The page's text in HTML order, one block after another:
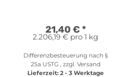
21,40 € *
2.206,19 € pro 1 kg
Differenzbesteuerung nach §
25a USTG , zzgl. Versand
Lieferzeit: 2 - 3 Werktage